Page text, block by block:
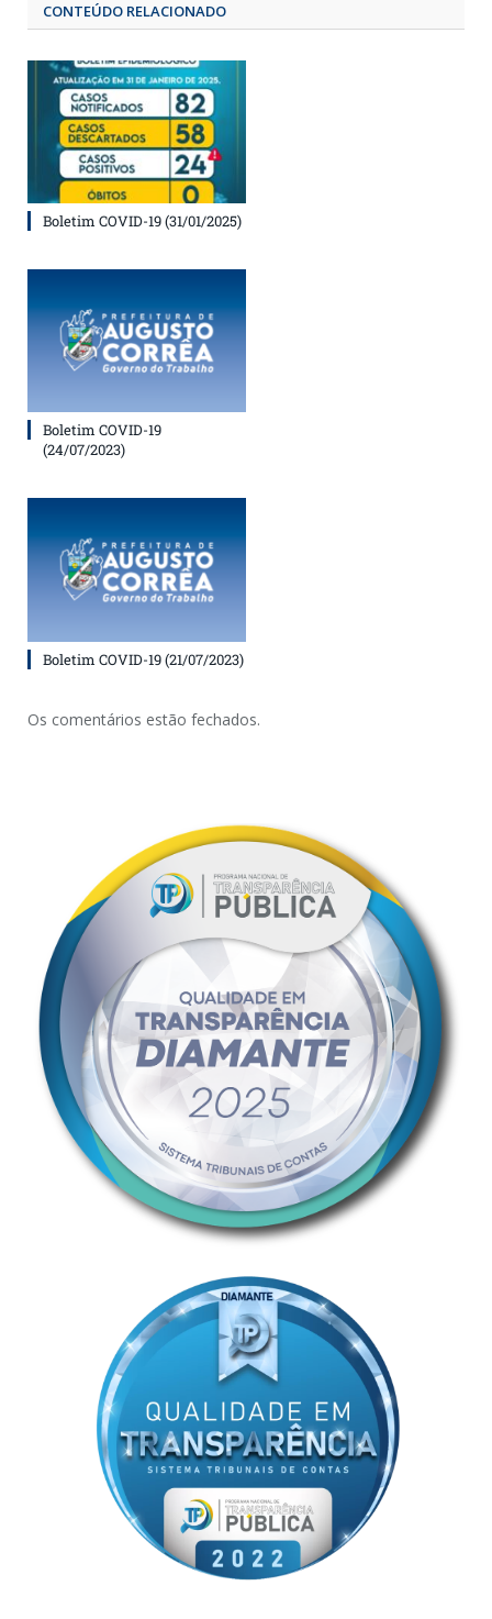
CONTEÚDO RELACIONADO
Boletim COVID-19 (31/01/2025)
Boletim COVID-19
(24/07/2023)
Boletim COVID-19 (21/07/2023)
Os comentários estão fechados.